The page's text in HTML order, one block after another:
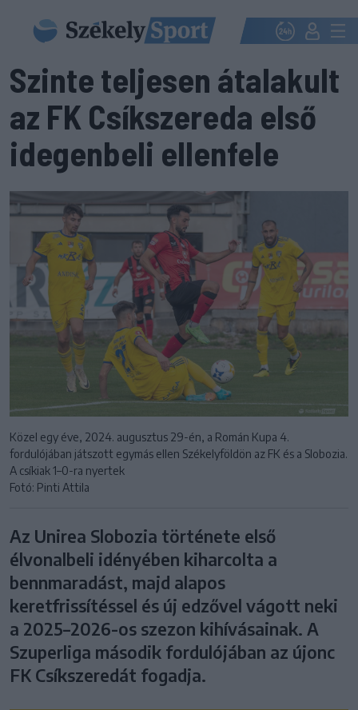
Szinte teljesen átalakult
az FK Csíkszereda első
idegenbeli ellenfele
Közel egy éve, 2024. augusztus 29-én, a Román Kupa 4.
fordulójában játszott egymás ellen Székelyföldön az FK és a Slobozia.
A csíkiak 1–0-ra nyertek
Fotó: Pinti Attila
Az Unirea Slobozia története első
élvonalbeli idényében kiharcolta a
bennmaradást, majd alapos
keretfrissítéssel és új edzővel vágott neki
a 2025–2026-os szezon kihívásainak. A
Szuperliga második fordulójában az újonc
FK Csíkszeredát fogadja.